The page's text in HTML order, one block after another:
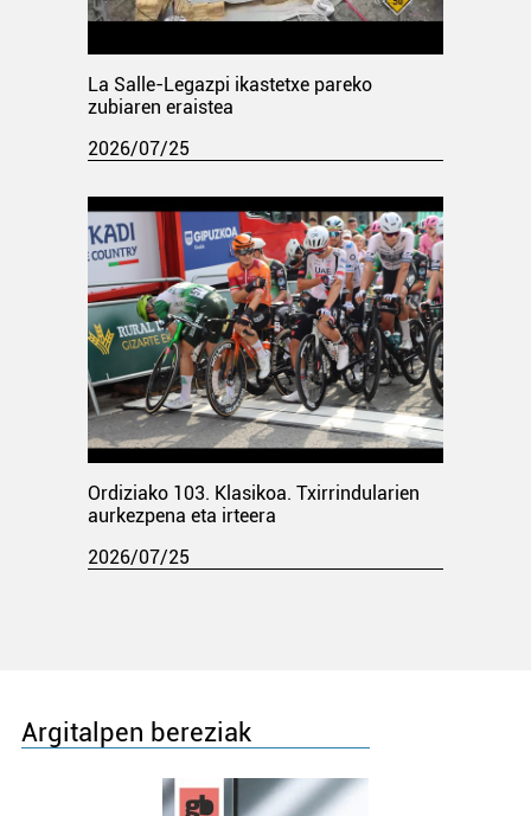
La Salle-Legazpi ikastetxe pareko
zubiaren eraistea
2026/07/25
Ordiziako 103. Klasikoa. Txirrindularien
aurkezpena eta irteera
2026/07/25
Argitalpen bereziak